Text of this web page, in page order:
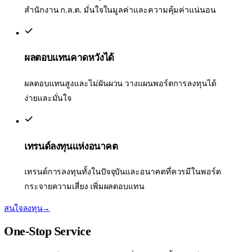
สำนักงาน ก.ล.ต. มั่นใจในมูลค่าและความคุ้มค่าแน่นอน
ผลตอบแทนคาดหวังได้
ผลตอบแทนสูงและไม่ผันผวน วางแผนพอร์ตการลงทุนได้
ง่ายและมั่นใจ
เทรนด์ลงทุนแห่งอนาคต
เทรนด์การลงทุนทั้งในปัจจุบันและอนาคตที่ควรมีในพอร์ต
กระจายความเสี่ยง เพิ่มผลตอบแทน
สนใจลงทุน→
One-Stop Service